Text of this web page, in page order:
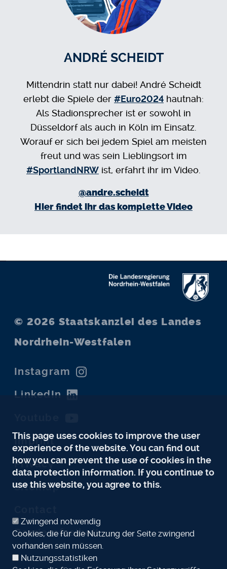
ANDRÉ SCHEIDT
Mittendrin statt nur dabei! André Scheidt
erlebt die Spiele der #Euro2024 hautnah:
Als Stadionsprecher ist er sowohl in
Düsseldorf als auch in Köln im Einsatz.
Worauf er sich bei jedem Spiel am meisten
freut und was sein Lieblingsort im
#SportlandNRW ist, erfahrt ihr im Video.
@andre.scheidt
Hier findet ihr das komplette Video
© 2026 Staatskanzlei des Landes
Nordrhein-Westfalen
Instagram
LinkedIn
Imprint
Privacy
Sitemap
Barrierefreiheit
This page uses cookies to improve the user
experience of the website. You can find out
how you can prevent the use of cookies in the
data protection information. If you continue to
use this website, you agree to this.
Zwingend notwendig
Cookies, die für die Nutzung der Seite zwingend
vorhanden sein müssen.
Nutzungsstatistiken